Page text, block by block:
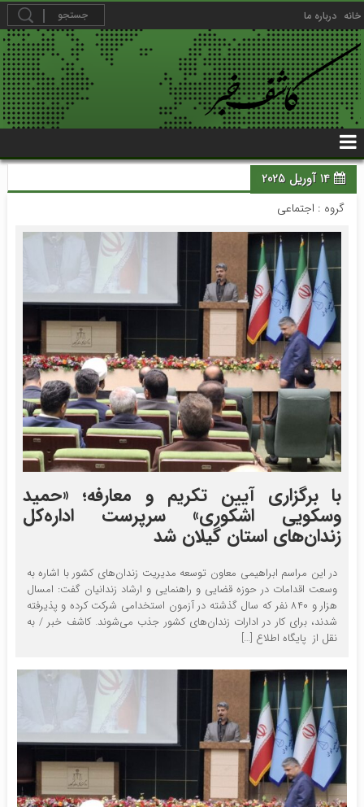
خانه درباره ما
14 آوریل 2025
گروه : اجتماعی
با برگزاری آیین تکریم و معارفه؛ «حمید
وسکویی اشکوری» سرپرست اداره‌کل
زندان‌های استان گیلان شد
در این مراسم ابراهیمی معاون توسعه مدیریت زندان‌های کشور با اشاره به
وسعت اقدامات در حوزه قضایی و راهنمایی و ارشاد زندانیان گفت: امسال
هزار و ۸۴۰ نفر که سال گذشته در آزمون استخدامی شرکت کرده و پذیرفته
شدند، برای کار در ادارات زندان‌های کشور جذب می‌شوند. کاشف خبر / به
نقل از پایگاه اطلاع […]